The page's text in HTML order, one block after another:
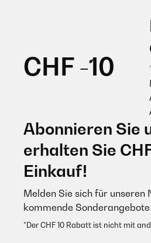
CHF -10
Abonnieren Sie
erhalten Sie
Einkauf!
Melden Sie sich für unseren
kommende
*Der CHF 10 Rabatt ist nicht mit